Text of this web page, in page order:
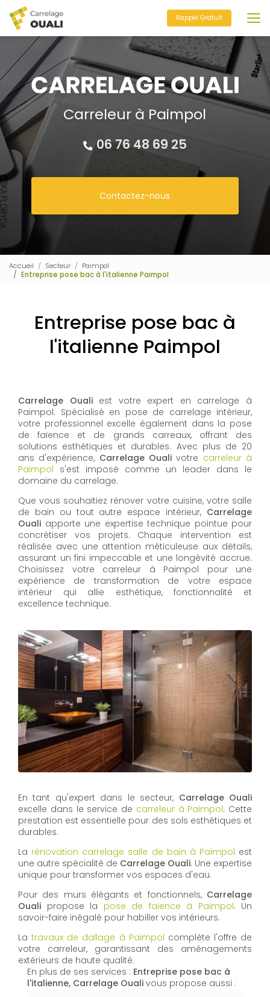
au
contenu
principal
Rappel Gratuit
Carreleur à Paimpol
06 76 48 69 25
Contactez-nous
Accueil Secteur
Paimpol
Entreprise pose bac à l'italienne Paimpol
Entreprise pose bac à
l'italienne Paimpol
Carrelage Oualiest votre expert en carrelage à
Paimpol. Spécialisé en pose de carrelage intérieur,
votre professionnel excelle également dans la pose
de faïence et de grands carreaux, offrant des
solutions esthétiques et durables. Avec plus de 20
ans d'expérience, Carrelage Ouali votre carreleur à
Paimpol s'est imposé comme un leader dans le
domaine du carrelage.
Que vous souhaitiez rénover votre cuisine, votre salle
de bain ou tout autre espace intérieur, Carrelage
Ouali apporte une expertise technique pointue pour
concrétiser vos projets. Chaque intervention est
réalisée avec une attention méticuleuse aux détails,
assurant un fini impeccable et une longévité accrue.
Choisissez votre carreleur à Paimpol pour une
expérience de transformation de votre espace
intérieur qui allie esthétique, fonctionnalité et
excellence technique.
En tant qu'expert dans le secteur, Carrelage Ouali
excelle dans le service de carreleur à Paimpol. Cette
prestation est essentielle pour des sols esthétiques et
durables.
La rénovation carrelage salle de bain à Paimpol est
une autre spécialité de Carrelage Ouali. Une expertise
unique pour transformer vos espaces d'eau.
Pour des murs élégants et fonctionnels, Carrelage
Ouali propose la pose de faïence à Paimpol. Un
savoir-faire inégalé pour habiller vos intérieurs.
Latravaux de dallage à Paimpol complète l'offre de
votre carreleur, garantissant des aménagements
extérieurs de haute qualité.
En plus de ses services : Entreprise pose bac à
l'italienne, Carrelage Ouali vous propose aussi :